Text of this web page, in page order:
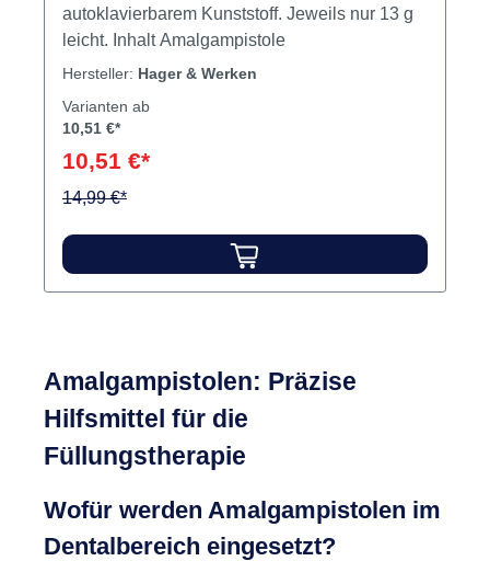
autoklavierbarem Kunststoff. Jeweils nur 13 g
leicht. Inhalt Amalgampistole
Hersteller: Hager & Werken
Varianten ab
10,51 €*
10,51 €*
14,99 €*
Amalgampistolen: Präzise
Hilfsmittel für die
Füllungstherapie
Wofür werden Amalgampistolen im
Dentalbereich eingesetzt?